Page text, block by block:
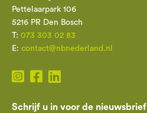
Pettelaarpark 106
5216 PR Den Bosch
T: 073 303 02 83
E: contact@nbnederland.nl
Schrijf u in voor de nieuwsbrief